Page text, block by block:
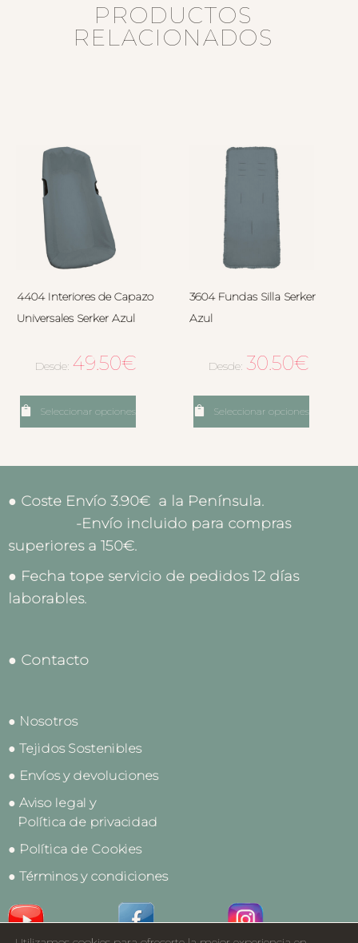
PRODUCTOS
RELACIONADOS
4404 Interiores de Capazo
Universales Serker Azul
Desde: 49.50€
Seleccionar opciones
3604 Fundas Silla Serker
Azul
Desde: 30.50€
Seleccionar opciones
● Coste Envío 3.90€ a la Península.
-Envío incluido para compras
superiores a 150€.
● Fecha tope servicio de pedidos 12 días
laborables.
● Contacto
● Nosotros
● Tejidos Sostenibles
● Envíos y devoluciones
● Aviso legal y
Política de privacidad
● Política de Cookies
● Términos y condiciones